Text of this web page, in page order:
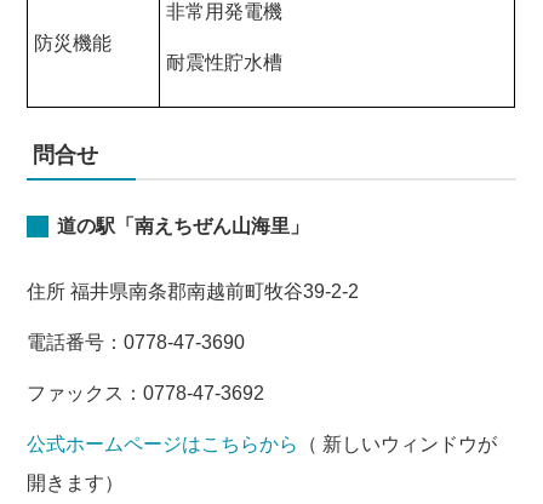
防災機能
非常用発電機
耐震性貯水槽
問合せ
道の駅「南えちぜん山海里」
住所 福井県南条郡南越前町牧谷39-2-2
電話番号：0778-47-3690
ファックス：0778-47-3692
公式ホームページはこちらから
（ 新しいウィンドウが
開きます）